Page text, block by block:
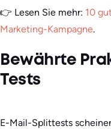
👉 Lesen Sie mehr: 10
Marketing-Kampagne.
Bewährte
Tests
E-Mail-Splittests